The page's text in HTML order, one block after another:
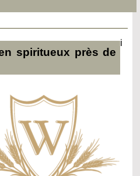
spiritueux près de
i